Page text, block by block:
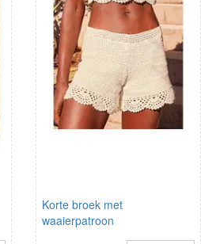
Korte broek met
waaierpatroon